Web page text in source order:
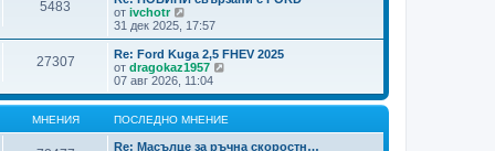
е
н
е
н
и
я
д
н
и
е
м
н
е
и
с
д
н
и
т
е
м
5483
от ivchotr
и
ж
п
о
с
е
д
н
и
31 дек 2025, 17:57
27307
Re: Ford Kuga 2,5 FHEV 2025
от dragokaz1957
ж
п
о
с
л
07 авг 2026, 11:04
МНЕНИЯ ПОСЛЕДНО МНЕНИЕ
Re: Масълце за ръчна скоростн…